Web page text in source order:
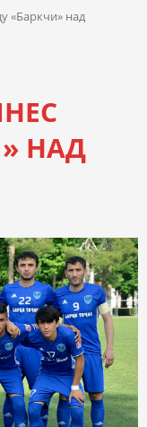
«Баркчи» над
НАД